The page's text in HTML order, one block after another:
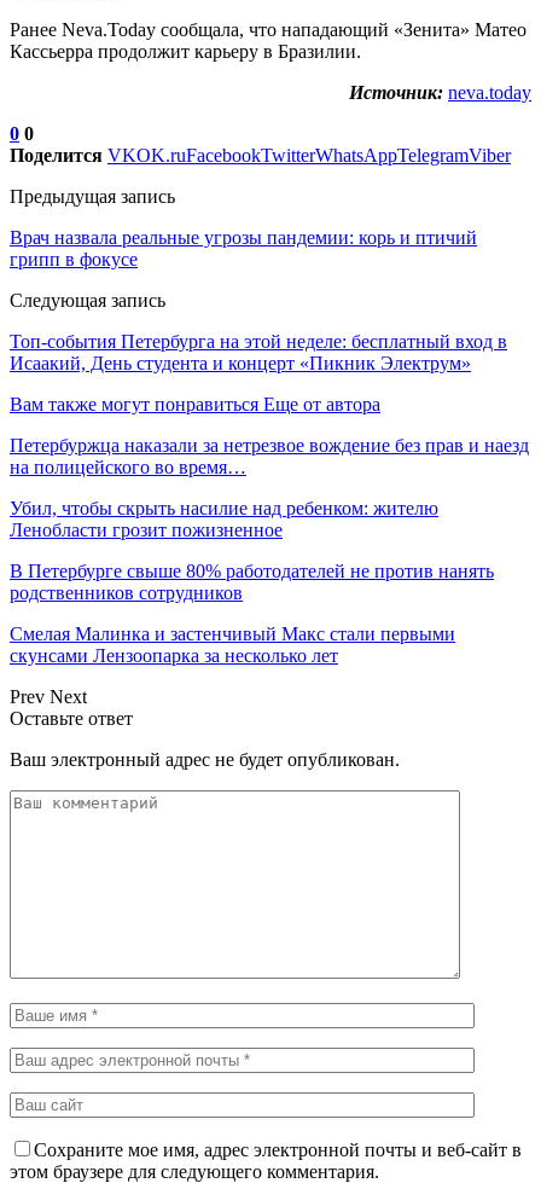
Ранее Neva.Today сообщала, что нападающий «Зенита» Матео
Кассьерра продолжит карьеру в Бразилии.
Источник: neva.today
0 0
Поделится VKOK.ruFacebookTwitterWhatsAppTelegramViber
Предыдущая запись
Врач назвала реальные угрозы пандемии: корь и птичий
грипп в фокусе
Следующая запись
Топ-события Петербурга на этой неделе: бесплатный вход в
Исаакий, День студента и концерт «Пикник Электрум»
Вам также могут понравиться Еще от автора
Петербуржца наказали за нетрезвое вождение без прав и наезд
на полицейского во время…
Убил, чтобы скрыть насилие над ребенком: жителю
Ленобласти грозит пожизненное
В Петербурге свыше 80% работодателей не против нанять
родственников сотрудников
Смелая Малинка и застенчивый Макс стали первыми
скунсами Лензоопарка за несколько лет
Prev Next
Оставьте ответ
Ваш электронный адрес не будет опубликован.
Сохраните мое имя, адрес электронной почты и веб-сайт в
этом браузере для следующего комментария.